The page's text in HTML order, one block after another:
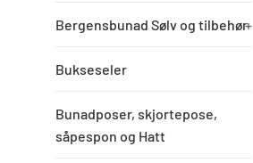
Bergensbunad Sølv og tilbehør+
Bukseseler
Bunadposer, skjortepose,
såpespon og Hatt